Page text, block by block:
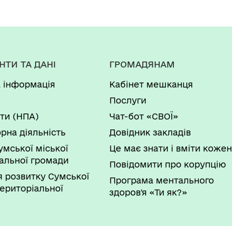
ТА ДАНІ
інформація
(НПА)
діяльність
міської
громади
розвитку Сумської
ГРОМАДЯНАМ
Кабінет мешканця
Послуги
Чат-бот «СВОЇ»
Довідник закладів
Це має знати і вміти кожен
Повідомити про корупцію
Програма ментального
здоров'я «Ти як?»